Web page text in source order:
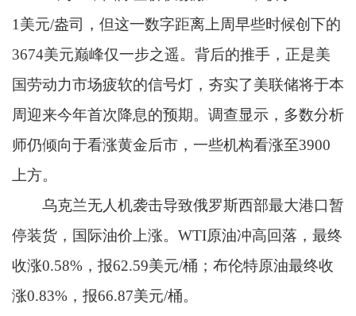
1美元/盎司，但这一数字距离上周早些时候创下的
3674美元巅峰仅一步之遥。背后的推手，正是美
国劳动力市场疲软的信号灯，夯实了美联储将于本
周迎来今年首次降息的预期。调查显示，多数分析
师仍倾向于看涨黄金后市，一些机构看涨至3900
上方。
乌克兰无人机袭击导致俄罗斯西部最大港口暂
停装货，国际油价上涨。WTI原油冲高回落，最终
收涨0.58%，报62.59美元/桶；布伦特原油最终收
涨0.83%，报66.87美元/桶。